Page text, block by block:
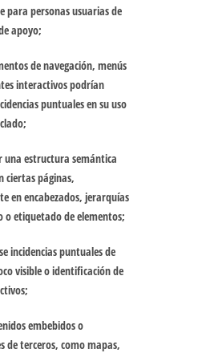
para personas usuarias de
apoyo;
de navegación, menús
interactivos podrían
puntuales en su uso
una estructura semántica
ciertas páginas,
en encabezados, jerarquías
o etiquetado de elementos;
incidencias puntuales de
visible o identificación de
embebidos o
de terceros, como mapas,